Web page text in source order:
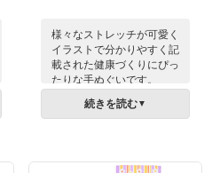
様々なストレッチが可愛く
イラストで分かりやすく記
載された健康づくりにぴっ
たりな手ぬぐいです。
自粛やテレワークで動かさ
なくなった体を気遣い、健
続きを読む▼